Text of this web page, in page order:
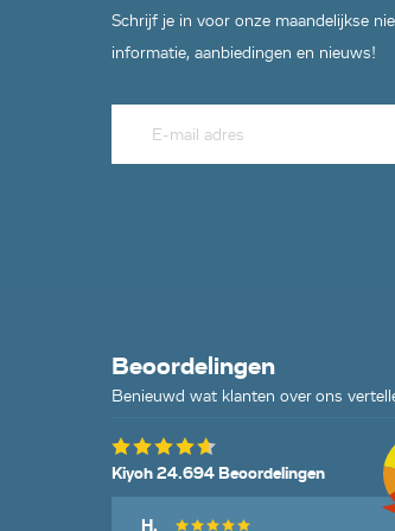
Schrijf je in voor onze maandelijkse
informatie, aanbiedingen en nieuws!
Beoordelingen
Benieuwd wat klanten over ons
Kiyoh 24.694 Beoordelingen
H.